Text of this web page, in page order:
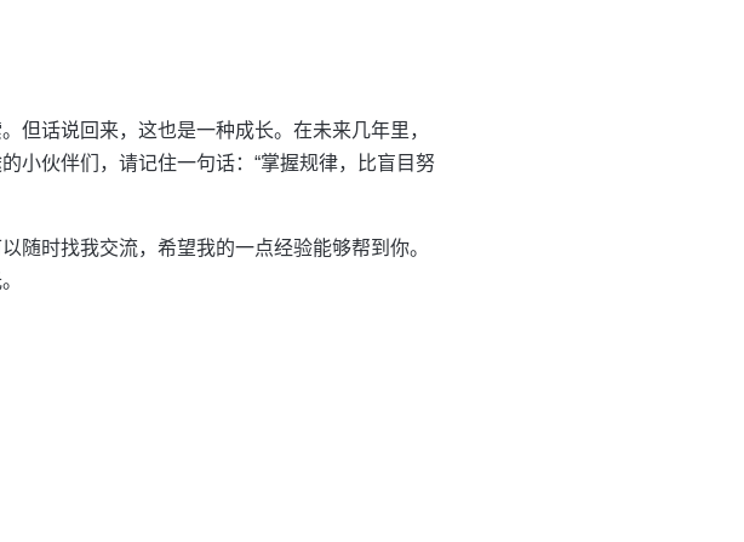
但话说回来，这也是一种成长。在未来几年里，
小伙伴们，请记住一句话：“掌握规律，比盲目努
随时找我交流，希望我的一点经验能够帮到你。